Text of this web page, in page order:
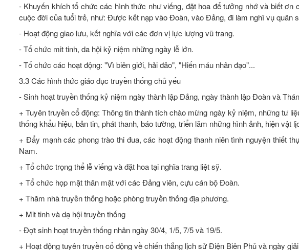
- Khuyến khích tổ chức các hình thức như viếng, đặt hoa để tưởng nhớ và biết
cuộc đời của tuổi trẻ, như: Được kết nạp vào Đoàn, vào Đảng, đi làm nghĩ vụ quân
- Hoạt động giao lưu, kết nghĩa với các đơn vị lực lượng vũ trang.
- Tổ chức mit tinh, da hội kỷ niệm những ngày lễ lớn.
- Tổ chức các hoạt động: "Vì biên giới, hải đảo", "Hiến máu nhân đạo"...
3.3 Các hình thức giáo dục truyền thống chủ yếu
- Sinh hoạt truyền thống kỷ niệm ngày thành lập Đảng, ngày thành lập Đoàn và
+ Tuyên truyền cổ động: Thông tin thành tích chào mừng ngày kỷ niệm, những tư
thống khẩu hiệu, bản tin, phát thanh, báo tường, triển lãm những hình ảnh, hiện vật
+ Đẩy mạnh các phong trào thi đua, các hoạt động thanh niên tình nguyện thiết
Nam.
+ Tổ chức trọng thể lễ viếng và đặt hoa tại nghĩa trang liệt sỹ.
+ Tổ chức họp mặt thân mật với các Đảng viên, cựu cán bộ Đoàn.
+ Thăm nhà truyền thống hoặc phòng truyền thống địa phương.
+ Mit tinh và dạ hội truyền thống
- Đợt sinh hoạt truyền thống nhân ngày 30/4, 1/5, 7/5 và 19/5.
+ Hoạt động tuyên truyền cổ động về chiến thắng lịch sử Điện Biên Phủ và ngày